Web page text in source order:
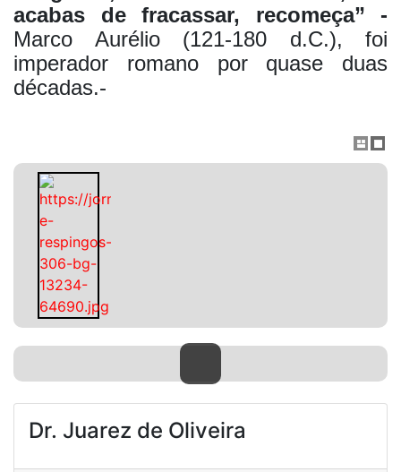
acabas de fracassar, recomeça” -
Marco Aurélio (121-180 d.C.), foi
imperador romano por quase duas
décadas.-
Dr. Juarez de Oliveira